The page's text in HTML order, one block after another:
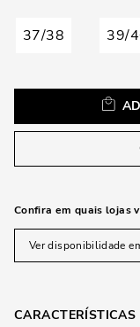
37/38 39/
Confira em quais lojas
Ver disponibilidade
CARACTERÍSTICAS